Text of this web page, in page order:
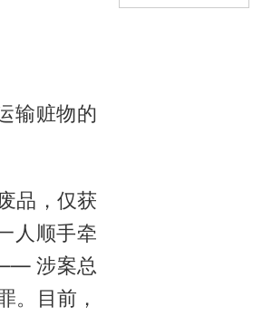
输赃物的
品，仅获
人顺手牵
涉案总
。目前，